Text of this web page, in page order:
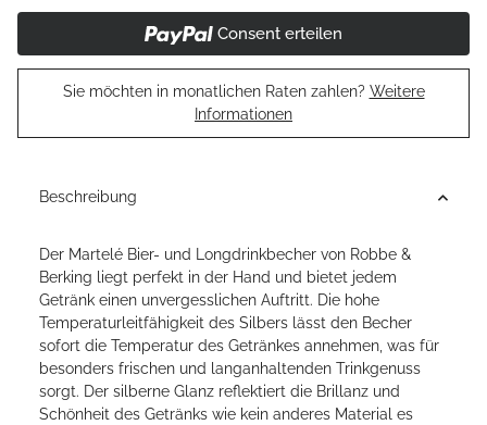
Consent erteilen
Sie möchten in monatlichen Raten zahlen? Weitere
Informationen
Beschreibung
Der Martelé Bier- und Longdrinkbecher von Robbe &
Berking liegt perfekt in der Hand und bietet jedem
Getränk einen unvergesslichen Auftritt. Die hohe
Temperaturleitfähigkeit des Silbers lässt den Becher
sofort die Temperatur des Getränkes annehmen, was für
besonders frischen und langanhaltenden Trinkgenuss
sorgt. Der silberne Glanz reflektiert die Brillanz und
Schönheit des Getränks wie kein anderes Material es